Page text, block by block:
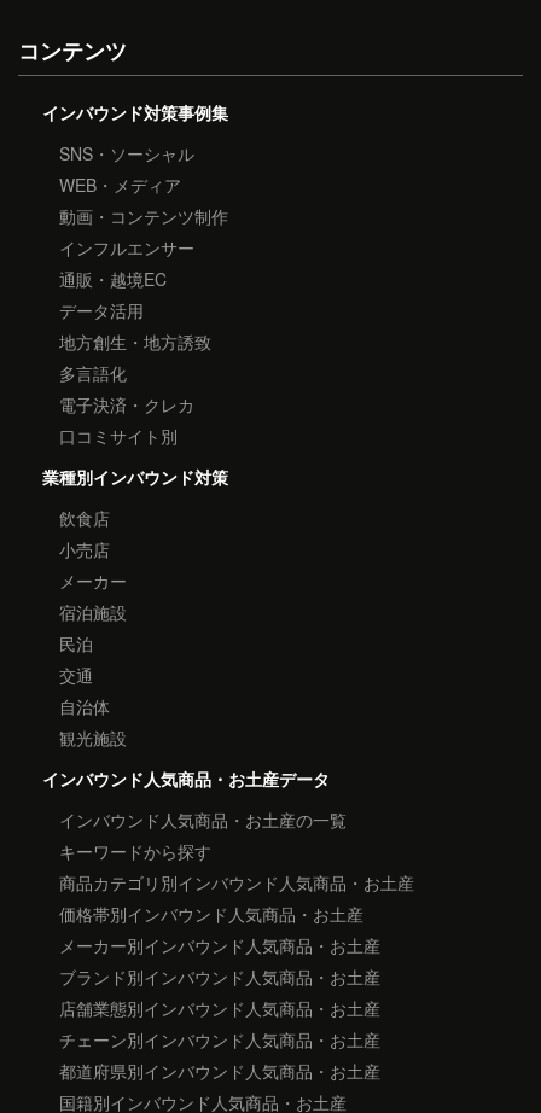
コンテンツ
インバウンド対策事例集
SNS・ソーシャル
WEB・メディア
動画・コンテンツ制作
インフルエンサー
通販・越境EC
データ活用
地方創生・地方誘致
多言語化
電子決済・クレカ
口コミサイト別
業種別インバウンド対策
飲食店
小売店
メーカー
宿泊施設
民泊
交通
自治体
観光施設
インバウンド人気商品・お土産データ
インバウンド人気商品・お土産の一覧
キーワードから探す
商品カテゴリ別インバウンド人気商品・お土産
価格帯別インバウンド人気商品・お土産
メーカー別インバウンド人気商品・お土産
ブランド別インバウンド人気商品・お土産
店舗業態別インバウンド人気商品・お土産
チェーン別インバウンド人気商品・お土産
都道府県別インバウンド人気商品・お土産
国籍別インバウンド人気商品・お土産